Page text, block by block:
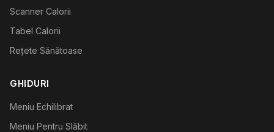
Scanner Calorii
Tabel Calorii
Rețete Sănătoase
GHIDURI
Meniu Echilibrat
Meniu Pentru Slăbit